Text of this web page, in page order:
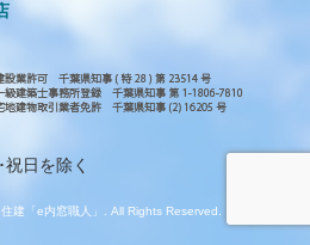
日を除く
建「e内窓職人」. All Rights Reserved.